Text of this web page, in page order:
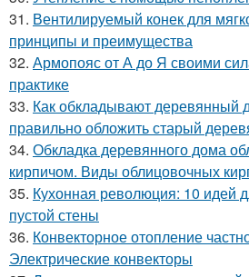
31. Вентилируемый конек для
принципы и преимущества
32. Армопояс от А до Я своими
практике
33. Как обкладывают деревянный
правильно обложить старый
34. Обкладка деревянного дома
кирпичом. Виды облицовочных
35. Кухонная революция: 10 идей
пустой стены
36. Конвекторное отопление
Электрические конвекторы